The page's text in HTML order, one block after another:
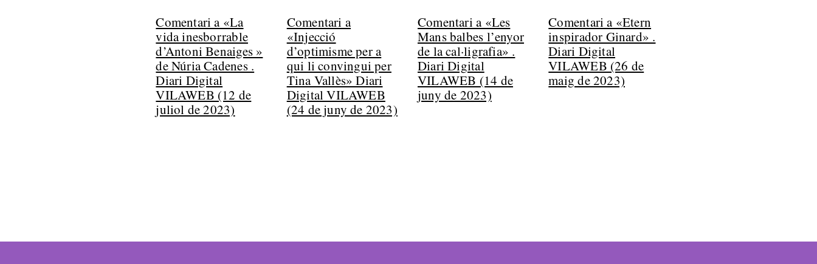
Comentari a «La
vida inesborrable
d’Antoni Benaiges »
de Núria Cadenes .
Diari Digital
VILAWEB (12 de
juliol de 2023)
Comentari a
«Injecció
d’optimisme per a
qui li convingui per
Tina Vallès» Diari
Digital VILAWEB
(24 de juny de 2023)
Comentari a «Les
Mans balbes l’enyor
de la cal·ligrafia» .
Diari Digital
VILAWEB (14 de
juny de 2023)
Comentari a «Etern
inspirador Ginard» .
Diari Digital
VILAWEB (26 de
maig de 2023)